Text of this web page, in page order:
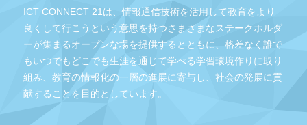
ICT CONNECT 21は、情報通信技術を活用して教育をより
良くして行こうという意思を持つさまざまなステークホルダ
ーが集まるオープンな場を提供するとともに、格差なく誰で
もいつでもどこでも生涯を通じて学べる学習環境作りに取り
組み、教育の情報化の一層の進展に寄与し、社会の発展に貢
献することを目的としています。